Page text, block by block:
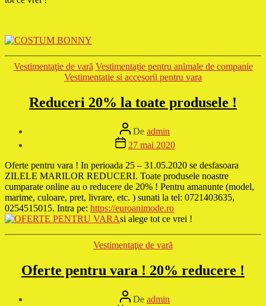
Categorii
Vestimentaţie de vară Vestimentație pentru animale de companie
Vestimentatie si accesorii pentru vara
Reduceri 20% la toate produsele !
Autor
articol
De admin
Dată
articol
27 mai 2020
Oferte pentru vara ! In perioada 25 – 31.05.2020 se desfasoara
ZILELE MARILOR REDUCERI. Toate produsele noastre
cumparate online au o reducere de 20% ! Pentru amanunte (model,
marime, culoare, pret, livrare, etc. ) sunati la tel: 0721403635,
0254515015. Intra pe: https://euroanimode.ro
si alege tot ce vrei !
Categorii
Vestimentaţie de vară
Oferte pentru vara ! 20% reducere !
AutorDe admin